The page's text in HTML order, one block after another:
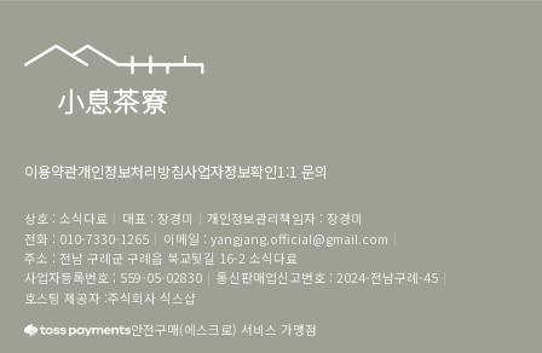
이용약관개인정보처리방침사업자정보확인1:1 문의
상호 : 소식다료 대표 : 장경미 개인정보관리책임자 : 장경미
전화 : 010-7330-1265 이메일 : yangjang.official@gmail.com
주소 : 전남 구례군 구례읍 북교뒷길 16-2 소식다료
사업자등록번호 : 559-05-02830 통신판매업신고번호 : 2024-전남구례-45
호스팅 제공자 :주식회사 식스샵
안전구매(에스크로) 서비스 가맹점